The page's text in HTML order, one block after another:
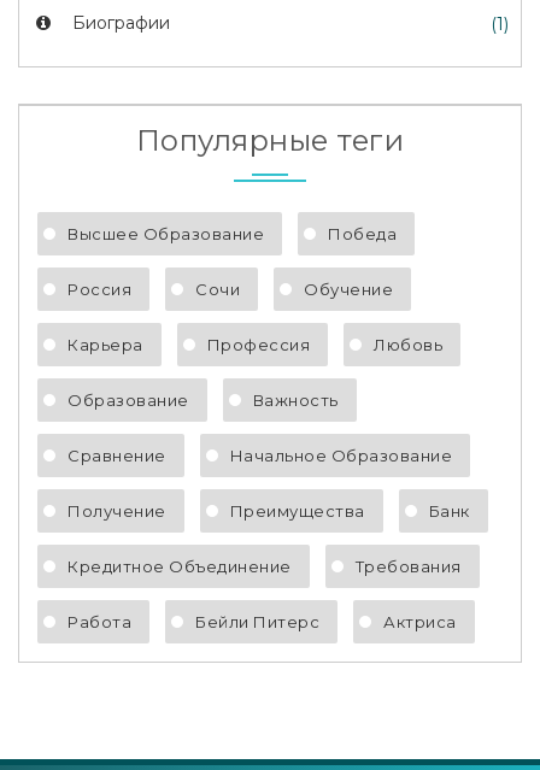
Биографии (1)
Популярные теги
Высшее Образование Победа
Россия Сочи Обучение
Карьера Профессия Любовь
Образование Важность
Сравнение Начальное Образование
Получение Преимущества Банк
Кредитное Объединение Требования
Работа Бейли Питерс Актриса